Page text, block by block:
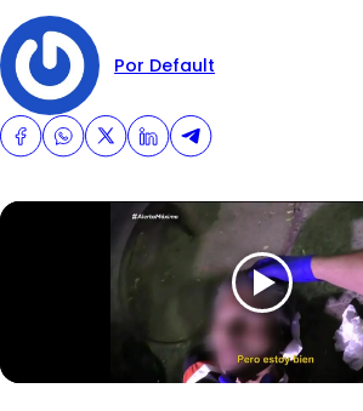
Por Default